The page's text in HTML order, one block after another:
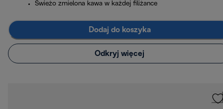
Świeżo zmielona kawa w każdej filiżance
Dodaj do koszyka
Odkryj więcej